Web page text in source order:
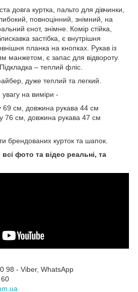
довга куртка, пальто для дівчинки,
повноцінний, знімний, на
єнот, знімне. Комір стійка,
застібка, є внутрішня
планка на кнопках. Рукав із
манжетом, є запас для відвороту.
– теплий фліс.
дуже теплий та легкий.
увагу на виміри -
69 см, довжина рукава 44 см
76 см, довжина рукава 47 см
брендованих курток та шапок.
фото та відео реальні, та
98 - Viber, WhatsApp